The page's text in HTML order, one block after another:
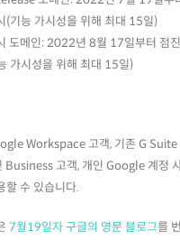
(기능 가시성을 위해 최대 15일)
도메인: 2022년 8월 17일부터 점
가시성을 위해 최대 15일)
Workspace 고객, 기존 G Suite
Business 고객, 개인 Google 계정
할 수 있습니다.
7월19일자 구글의 영문 블로그를